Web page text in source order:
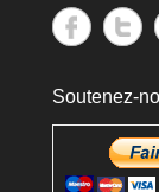
Soutenez-